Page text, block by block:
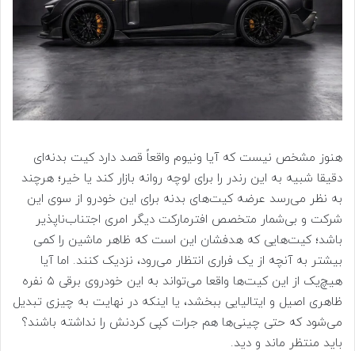
هنوز مشخص نیست که آیا ونیوم واقعاً قصد دارد کیت بدنه‌ای
دقیقا شبیه به این رندر را برای لوچه روانه بازار کند یا خیر؛ هرچند
به نظر می‌رسد عرضه کیت‌های بدنه برای این خودرو از سوی این
شرکت و بی‌شمار متخصص افترمارکت دیگر امری اجتناب‌ناپذیر
باشد؛ کیت‌هایی که هدفشان این است که ظاهر ماشین را کمی
بیشتر به آنچه از یک فراری انتظار می‌رود، نزدیک کنند. اما آیا
هیچ‌یک از این کیت‌ها واقعا می‌تواند به این خودروی برقی ۵ نفره
ظاهری اصیل و ایتالیایی ببخشد، یا اینکه در نهایت به چیزی تبدیل
می‌شود که حتی چینی‌ها هم جرات کپی کردنش را نداشته باشند؟
باید منتظر ماند و دید.